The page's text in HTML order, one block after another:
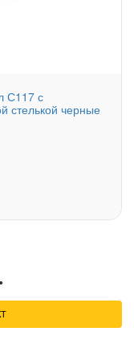
С117 с
стелькой черные